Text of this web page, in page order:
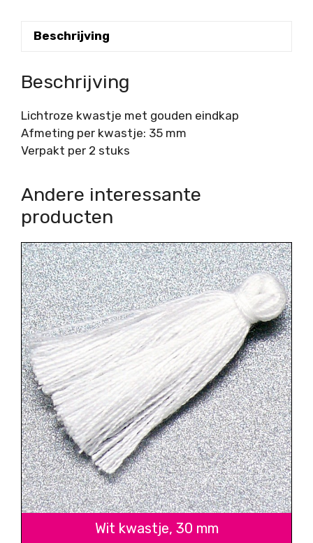
Beschrijving
Beschrijving
Lichtroze kwastje met gouden eindkap
Afmeting per kwastje: 35 mm
Verpakt per 2 stuks
Andere interessante
producten
Wit kwastje, 30 mm